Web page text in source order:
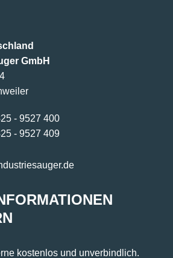
GmbH
- 9527 400
- 9527 409
kostenlos und unverbindlich.